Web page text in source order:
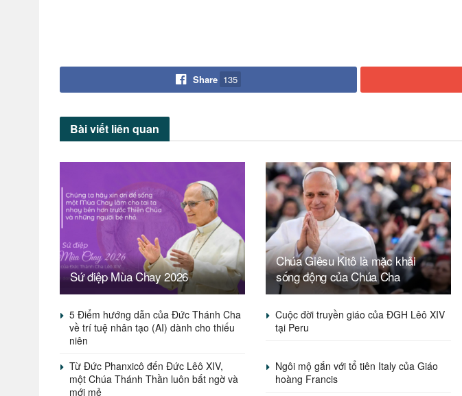
Share 135
Bài viết liên quan
Sứ điệp Mùa Chay 2026
Chúa Giêsu Kitô là mặc khải
sống động của Chúa Cha
5 Điểm hướng dẫn của Đức Thánh Cha
về trí tuệ nhân tạo (AI) dành cho thiếu
niên
Cuộc đời truyền giáo của ĐGH Lêô XIV
tại Peru
Từ Đức Phanxicô đến Đức Lêô XIV,
một Chúa Thánh Thần luôn bất ngờ và
mới mẻ
Ngôi mộ gắn với tổ tiên Italy của Giáo
hoàng Francis